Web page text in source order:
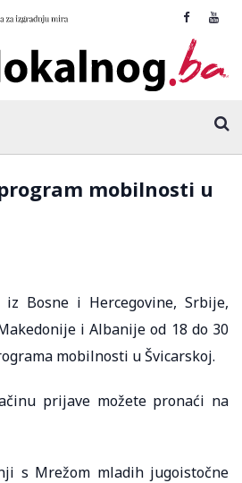
mobilnosti u
iz Bosne i Hercegovine, Srbije,
i Albanije od 18 do 30
mobilnosti u Švicarskoj.
prijave možete pronaći na
s Mrežom mladih jugoistočne